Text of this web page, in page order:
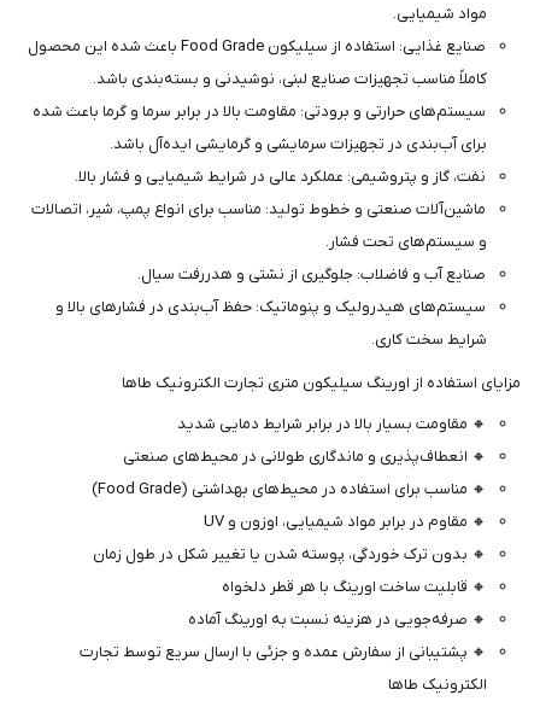
مواد شیمیایی.
صنایع غذایی: استفاده از سیلیکون Food Grade باعث شده این محصول
کاملاً مناسب تجهیزات صنایع لبنی، نوشیدنی و بسته‌بندی باشد.
سیستم‌های حرارتی و برودتی: مقاومت بالا در برابر سرما و گرما باعث شده
برای آب‌بندی در تجهیزات سرمایشی و گرمایشی ایده‌آل باشد.
نفت، گاز و پتروشیمی: عملکرد عالی در شرایط شیمیایی و فشار بالا.
ماشین‌آلات صنعتی و خطوط تولید: مناسب برای انواع پمپ، شیر، اتصالات
و سیستم‌های تحت فشار.
صنایع آب و فاضلاب: جلوگیری از نشتی و هدررفت سیال.
سیستم‌های هیدرولیک و پنوماتیک: حفظ آب‌بندی در فشارهای بالا و
شرایط سخت کاری.
مزایای استفاده از اورینگ سیلیکون متری تجارت الکترونیک طاها
🔸 مقاومت بسیار بالا در برابر شرایط دمایی شدید
🔸 انعطاف‌پذیری و ماندگاری طولانی در محیط‌های صنعتی
🔸 مناسب برای استفاده در محیط‌های بهداشتی (Food Grade)
🔸 مقاوم در برابر مواد شیمیایی، اوزون و UV
🔸 بدون ترک خوردگی، پوسته شدن یا تغییر شکل در طول زمان
🔸 قابلیت ساخت اورینگ با هر قطر دلخواه
🔸 صرفه‌جویی در هزینه نسبت به اورینگ آماده
🔸 پشتیبانی از سفارش عمده و جزئی با ارسال سریع توسط تجارت
الکترونیک طاها